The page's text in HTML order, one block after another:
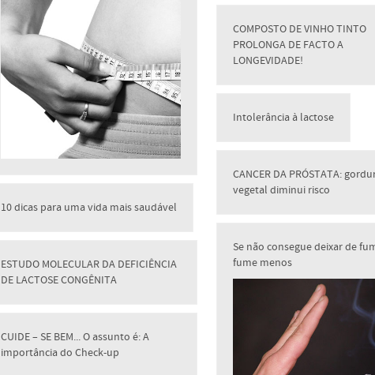
COMPOSTO DE VINHO TINTO
PROLONGA DE FACTO A
LONGEVIDADE!
Intolerância à lactose
CANCER DA PRÓSTATA:
vegetal diminui risco
10 dicas para uma vida mais saudável
Se não consegue deixar de
fume menos
ESTUDO MOLECULAR DA DEFICIÊNCIA
DE LACTOSE CONGÊNITA
CUIDE – SE BEM... O assunto é: A
importância do Check-up